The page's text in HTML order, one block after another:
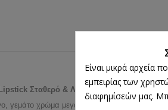
Σταθερό & Λαμπερό αποτέλεσμα 3.5gr
γεμάτο χρώμα μεγάλης διάρκειας. Το έλαιο
Είναι μικρά αρχεία
εμπειρίας των
διαφημίσεών μας.